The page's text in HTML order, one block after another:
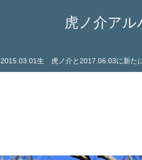
虎ノ介アル
2015.03.01生 虎ノ介と2017.06.03に新た